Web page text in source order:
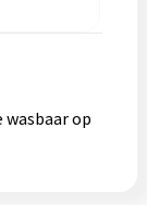
wasbaar op